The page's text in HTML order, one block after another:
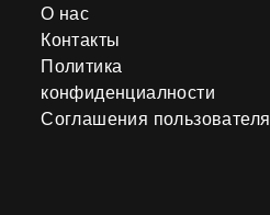
О нас
Контакты
Политика
конфиденциалности
Соглашения пользователя